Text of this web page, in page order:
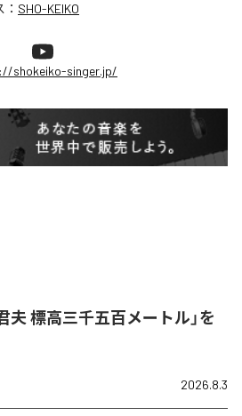
SHO-KEIKO
shokeiko-singer.jp/
標高三千五百メートル」を
2026.8.3